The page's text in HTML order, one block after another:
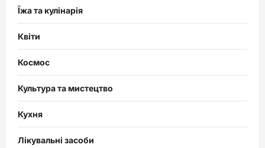
Їжа та кулінарія
Квіти
Космос
Культура та мистецтво
Кухня
Лікувальні засоби